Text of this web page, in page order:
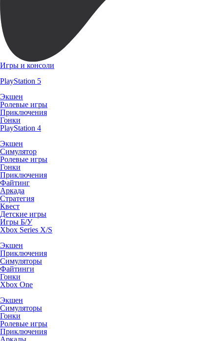
Игры и консоли
PlayStation 5
Экшен
Ролевые игры
Приключения
Гонки
PlayStation 4
Экшен
Симулятор
Ролевые игры
Гонки
Приключения
Файтинг
Аркада
Стратегия
Квест
Детские игры
Игры Б/У
Xbox Series X/S
Экшен
Приключения
Симуляторы
Файтинги
Гонки
Xbox One
Экшен
Симуляторы
Гонки
Ролевые игры
Приключения
Аркады